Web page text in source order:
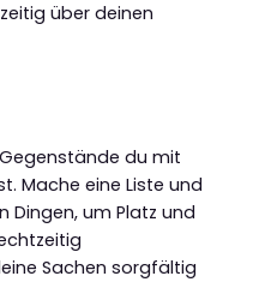
über deinen
du mit
Mache eine Liste und
Dingen, um Platz und
Sachen sorgfältig